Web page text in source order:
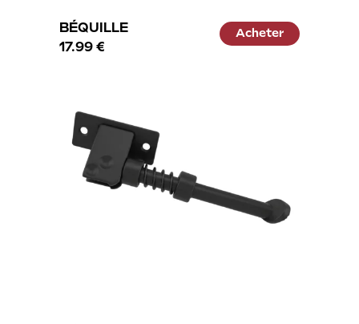
BÉQUILLE
17.99 €
Acheter